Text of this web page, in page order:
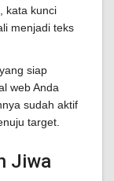
kata kunci
menjadi teks
siap
web Anda
sudah aktif
target.
Jiwa